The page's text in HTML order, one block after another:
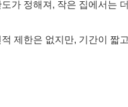
가 정해져, 작은 집에서는
제한은 없지만, 기간이 짧